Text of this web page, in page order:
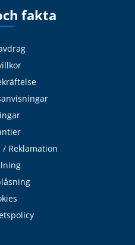
fakta
Reklamation